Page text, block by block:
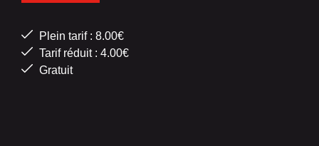
Plein tarif : 8.00€
Tarif réduit : 4.00€
Gratuit